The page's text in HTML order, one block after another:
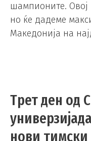
шампионите. Овој
но ќе дадеме
Македонија на
Трет ден од
нови